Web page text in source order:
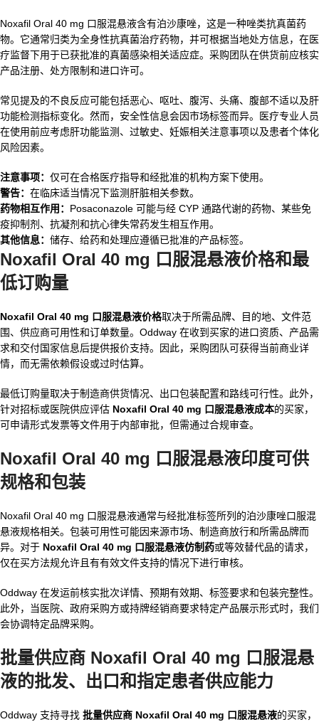
Noxafil Oral 40 mg 口服混悬液含有泊沙康唑，这是一种唑类抗真菌药
物。它通常归类为全身性抗真菌治疗药物，并可根据当地处方信息，在医
疗监督下用于已获批准的真菌感染相关适应症。采购团队在供货前应核实
产品注册、处方限制和进口许可。
常见提及的不良反应可能包括恶心、呕吐、腹泻、头痛、腹部不适以及肝
功能检测指标变化。然而，安全性信息会因市场标签而异。医疗专业人员
在使用前应考虑肝功能监测、过敏史、妊娠相关注意事项以及患者个体化
风险因素。
注意事项： 仅可在合格医疗指导和经批准的机构方案下使用。
警告： 在临床适当情况下监测肝脏相关参数。
药物相互作用： Posaconazole 可能与经 CYP 通路代谢的药物、某些免
疫抑制剂、抗凝剂和抗心律失常药发生相互作用。
其他信息： 储存、给药和处理应遵循已批准的产品标签。
Noxafil Oral 40 mg 口服混悬液价格和最
低订购量
Noxafil Oral 40 mg 口服混悬液价格取决于所需品牌、目的地、文件范
围、供应商可用性和订单数量。Oddway 在收到买家的进口资质、产品需
求和交付国家信息后提供报价支持。因此，采购团队可获得当前商业详
情，而无需依赖假设或过时估算。
最低订购量取决于制造商供货情况、出口包装配置和路线可行性。此外，
针对招标或医院供应评估 Noxafil Oral 40 mg 口服混悬液成本的买家，
可申请形式发票等文件用于内部审批，但需通过合规审查。
Noxafil Oral 40 mg 口服混悬液印度可供
规格和包装
Noxafil Oral 40 mg 口服混悬液通常与经批准标签所列的泊沙康唑口服混
悬液规格相关。包装可用性可能因来源市场、制造商放行和所需品牌而
异。对于 Noxafil Oral 40 mg 口服混悬液仿制药或等效替代品的请求，
仅在买方法规允许且有有效文件支持的情况下进行审核。
Oddway 在发运前核实批次详情、预期有效期、标签要求和包装完整性。
此外，当医院、政府采购方或持牌经销商要求特定产品展示形式时，我们
会协调特定品牌采购。
批量供应商 Noxafil Oral 40 mg 口服混悬
液的批发、出口和指定患者供应能力
Oddway 支持寻找 批量供应商 Noxafil Oral 40 mg 口服混悬液的买家，